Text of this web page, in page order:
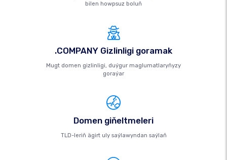
bilen howpsuz boluň
.COMPANY Gizlinligi goramak
Mugt domen gizlinligi, duýgur maglumatlaryňyzy
goraýar
Domen giňeltmeleri
TLD-leriň ägirt uly saýlawyndan saýlaň